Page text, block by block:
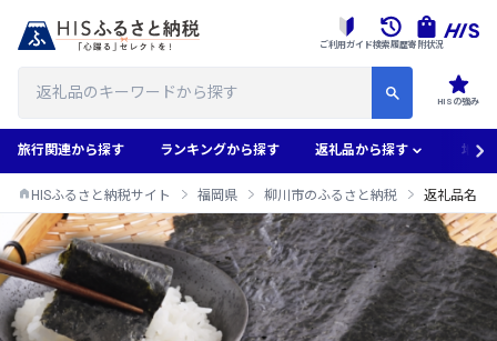
HISの強み
ご利用ガイド検索履歴寄附状況
旅行関連から探す ランキングから探す 返礼品から探す 地域
HISふるさと納税サイト 福岡県 柳川市のふるさと納税 返礼品名